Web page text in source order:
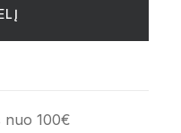
nuo 100€